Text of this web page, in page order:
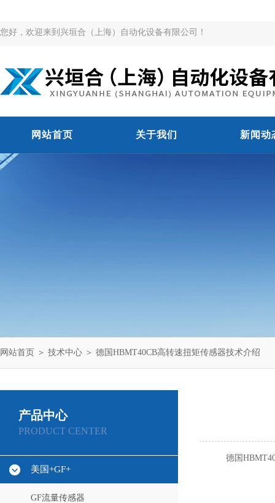
您好，欢迎来到兴垣合（上海）自动化设备有限公司！
网站首页 关于我们 新闻动
网站首页 ＞ 技术中心 ＞ 德国HBMT40CB高转速扭矩传感器技术介绍
产品中心
PRODUCT CENTER
美国+GF+
GF流量传感器
德国